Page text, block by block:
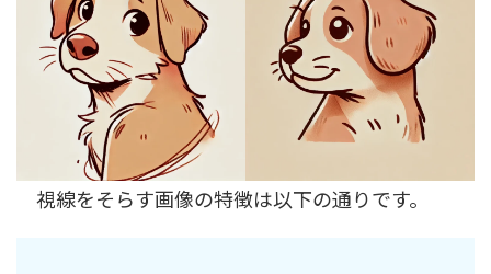
視線をそらす画像の特徴は以下の通りです。